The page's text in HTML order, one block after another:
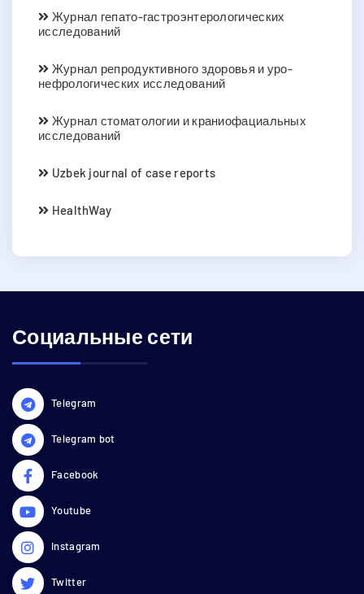
Журнал гепато-гастроэнтерологических
исследований
Журнал репродуктивного здоровья и уро-
нефрологических исследований
Журнал стоматологии и краниофациальных
исследований
Uzbek journal of case reports
HealthWay
Социальные сети
Telegram
Telegram bot
Facebook
Youtube
Instagram
Twitter